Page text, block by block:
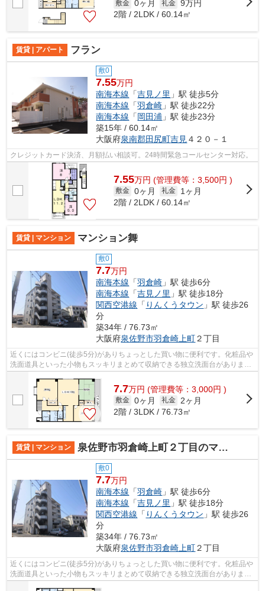
敷金 0ヶ月 礼金 9万円
2階 / 2LDK / 60.14㎡
賃貸 | アパート フラン
敷0
7.55万円
南海本線 「吉見ノ里 」駅 徒歩5分
南海本線 「羽倉崎 」駅 徒歩22分
南海本線 「岡田浦 」駅 徒歩23分
築15年 / 60.14㎡
大阪府泉南郡田尻町吉見４２０－１
クレジットカード決済、月額払い相談可。24時間緊急コールセンター対応。
7.55万円 (管理費等：3,500円 )
敷金 0ヶ月 礼金
1ヶ月
2階 / 2LDK / 60.14㎡
賃貸 | マンション マンション舞
敷0
7.7万円
南海本線 「羽倉崎 」駅 徒歩6分
南海本線 「吉見ノ里 」駅 徒歩18分
関西空港線 「 りんくうタウン 」駅 徒歩26
分
築34年 / 76.73㎡
大阪府泉佐野市羽倉崎上町２丁目
近くにはコンビニ(徒歩5分)がありちょっとした買い物に便利です。化粧品や
洗面道具といった小物もスッキリまとめて収納できる独立洗面台がありま
7.7万円 (管理費等：3,000円 )
敷金 0ヶ月 礼金
2ヶ月
2階 / 3LDK / 76.73㎡
賃貸 | マンション 泉佐野市羽倉崎上町２丁目のマンション
敷0
7.7万円
南海本線 「羽倉崎 」駅 徒歩6分
南海本線 「吉見ノ里 」駅 徒歩18分
関西空港線 「 りんくうタウン 」駅 徒歩26
分
築34年 / 76.73㎡
大阪府泉佐野市羽倉崎上町２丁目
近くにはコンビニ(徒歩5分)がありちょっとした買い物に便利です。化粧品や
洗面道具といった小物もスッキリまとめて収納できる独立洗面台がありま